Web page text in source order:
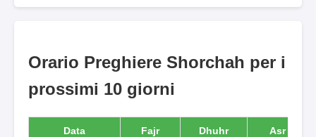
Orario Preghiere Shorchah per i
prossimi 10 giorni
Data Fajr Dhuhr Asr